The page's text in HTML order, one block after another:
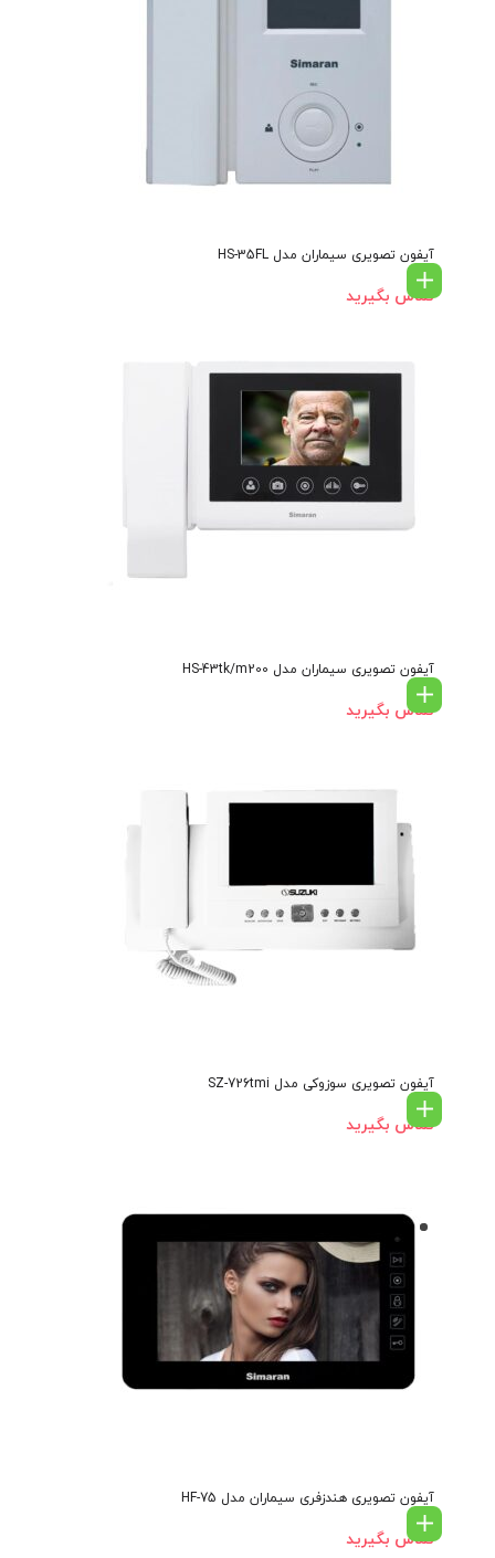
آیفون تصویری سیماران مدل HS-35FL
تماس بگیرید
آیفون تصویری سیماران مدل HS-43tk/m200
تماس بگیرید
آیفون تصویری سوزوکی مدل SZ-726tmi
تماس بگیرید
آیفون تصویری هندزفری سیماران مدل HF-75
تماس بگیرید